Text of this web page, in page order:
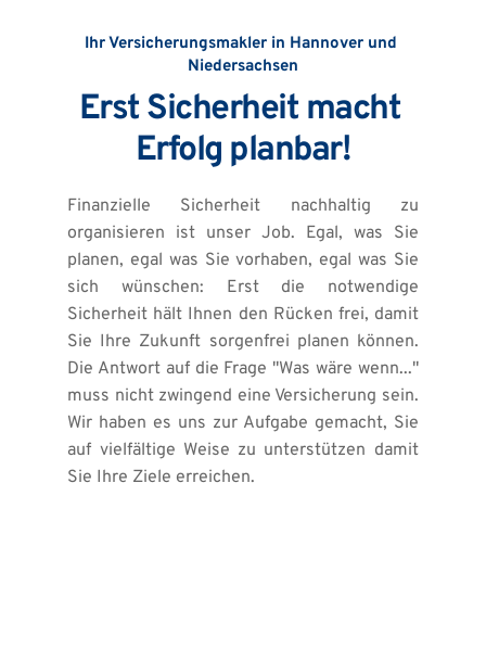
Ihr Versicherungsmakler in Hannover und
Niedersachsen
Erst Sicherheit macht
Erfolg planbar!
Finanzielle Sicherheit nachhaltig zu
organisieren ist unser Job. Egal, was Sie
planen, egal was Sie vorhaben, egal was Sie
sich wünschen: Erst die notwendige
Sicherheit hält Ihnen den Rücken frei, damit
Sie Ihre Zukunft sorgenfrei planen können.
Die Antwort auf die Frage "Was wäre wenn..."
muss nicht zwingend eine Versicherung sein.
Wir haben es uns zur Aufgabe gemacht, Sie
auf vielfältige Weise zu unterstützen damit
Sie Ihre Ziele erreichen.